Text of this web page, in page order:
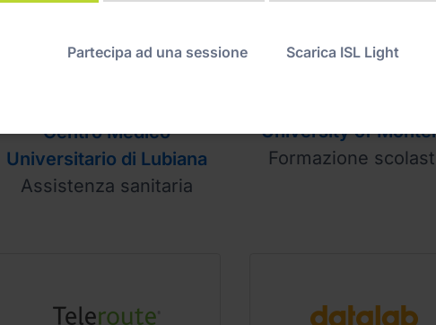
Centro Medico
Universitario di Lubiana
Assistenza sanitaria
University of
Formazione
Partecipa ad una sessione Scarica ISL Light